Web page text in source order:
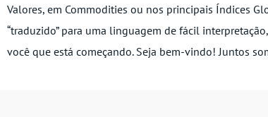
Valores, em Commodities ou nos principais Índices
“traduzido” para uma linguagem de fácil
você que está começando. Seja bem-vindo! Juntos